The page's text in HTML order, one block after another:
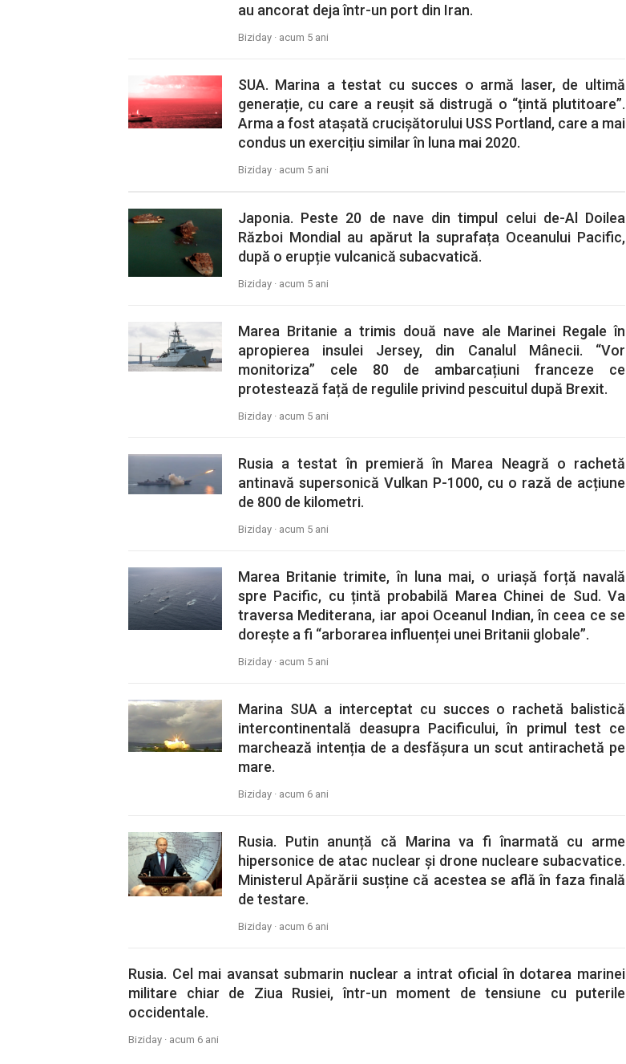
au ancorat deja într-un port din Iran.
Biziday · acum 5 ani
SUA. Marina a testat cu succes o armă laser, de ultimă
generație, cu care a reușit să distrugă o “țintă plutitoare”.
Arma a fost atașată crucișătorului USS Portland, care a mai
condus un exercițiu similar în luna mai 2020.
Biziday · acum 5 ani
Japonia. Peste 20 de nave din timpul celui de-Al Doilea
Război Mondial au apărut la suprafața Oceanului Pacific,
după o erupție vulcanică subacvatică.
Biziday · acum 5 ani
Marea Britanie a trimis două nave ale Marinei Regale în
apropierea insulei Jersey, din Canalul Mânecii. “Vor
monitoriza” cele 80 de ambarcațiuni franceze ce
protestează față de regulile privind pescuitul după Brexit.
Biziday · acum 5 ani
Rusia a testat în premieră în Marea Neagră o rachetă
antinavă supersonică Vulkan P-1000, cu o rază de acțiune
de 800 de kilometri.
Biziday · acum 5 ani
Marea Britanie trimite, în luna mai, o uriașă forță navală
spre Pacific, cu țintă probabilă Marea Chinei de Sud. Va
traversa Mediterana, iar apoi Oceanul Indian, în ceea ce se
dorește a fi “arborarea influenței unei Britanii globale”.
Biziday · acum 5 ani
Marina SUA a interceptat cu succes o rachetă balistică
intercontinentală deasupra Pacificului, în primul test ce
marchează intenția de a desfășura un scut antirachetă pe
mare.
Biziday · acum 6 ani
Rusia. Putin anunță că Marina va fi înarmată cu arme
hipersonice de atac nuclear și drone nucleare subacvatice.
Ministerul Apărării susține că acestea se află în faza finală
de testare.
Biziday · acum 6 ani
Rusia. Cel mai avansat submarin nuclear a intrat oficial în dotarea marinei
militare chiar de Ziua Rusiei, într-un moment de tensiune cu puterile
occidentale.
Biziday · acum 6 ani